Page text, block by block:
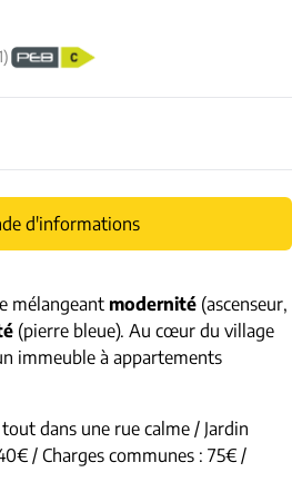
)
d'informations
mélangeant modernité (ascenseur,
(pierre bleue). Au cœur du village
immeuble à appartements
dans une rue calme / Jardin
/ Charges communes : 75€ /